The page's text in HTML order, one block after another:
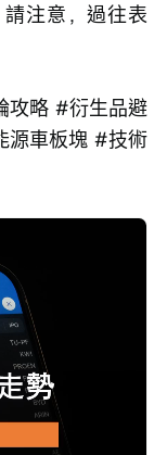
注意，過往表
攻略 #衍生品避
源車板塊 #技術